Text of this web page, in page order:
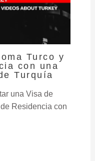
Turco y
con una
Turquía
una Visa de
Residencia con